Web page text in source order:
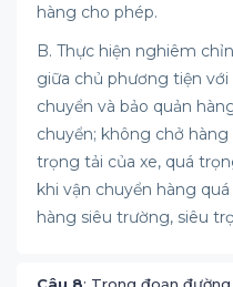
hàng cho phép.
B. Thực hiện nghiêm
giữa chủ phương tiện
chuyển và bảo quản
chuyển; không chở
trọng tải của xe, quá
khi vận chuyển hàng
hàng siêu trường, siêu